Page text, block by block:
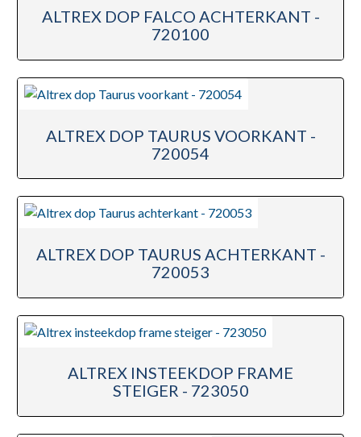
ALTREX DOP FALCO ACHTERKANT -
720100
ALTREX DOP TAURUS VOORKANT -
720054
ALTREX DOP TAURUS ACHTERKANT -
720053
ALTREX INSTEEKDOP FRAME
STEIGER - 723050